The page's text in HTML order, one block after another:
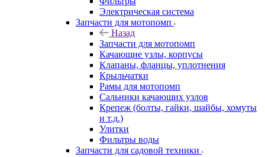
Электрическая система
Запчасти для мотопомп
Назад
Запчасти для мотопомп
Качающие узлы, корпусы
Клапаны, фланцы, уплотнения
Крыльчатки
Рамы для мотопомп
Сальники качающих узлов
Крепеж (болты, гайки, шайбы, хомуты
и т.д.)
Улитки
Фильтры воды
Запчасти для садовой техники